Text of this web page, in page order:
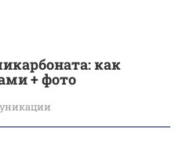
как
+ фото